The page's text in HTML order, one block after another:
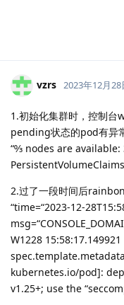
vzrs 2023年12月28
1.初始化集群时，控制
pending状态的pod有异
“↉ nodes are
2.过了一段时间后
“time=“2023-12-
W1228
kubernetes.io/pod]:
v1.25+; use the